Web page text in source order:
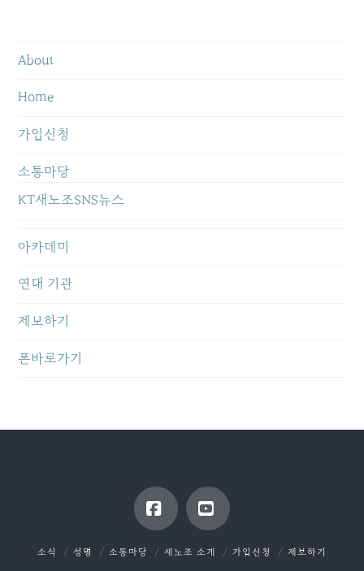
About
Home
가입신청
소통마당
KT새노조SNS뉴스
아카데미
연대 기관
제보하기
폰바로가기
FacebookYouTube
소식 성명 소통마당 새노조 소개 가입신청 제보하기